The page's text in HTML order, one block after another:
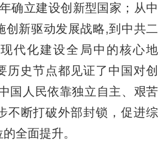
确立建设创新型国家；从中
创新驱动发展战略,到中共二
代化建设全局中的核心地
史节点都见证了中国对创
国人民依靠独立自主、艰苦
不断打破外部封锁，促进综
全面提升。